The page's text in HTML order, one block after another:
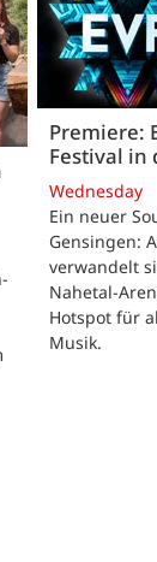
Premiere:
Festival in
Wednesday
Ein neuer
Gensingen:
verwandelt
Nahetal-
Hotspot für
Musik.